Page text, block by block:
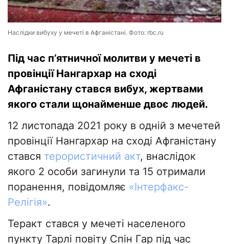
Наслідки вибуху у мечеті в Афганістані. Фото: rbc.ru
Під час п’ятничної молитви у мечеті в
провінції Нангархар на сході
Афганістану стався вибух, жертвами
якого стали щонайменше двоє людей.
12 листопада 2021 року в одній з мечетей
провінції Нангархар на сході Афганістану
стався терористичний акт, внаслідок
якого 2 особи загинули та 15 отримали
поранення, повідомляє «Інтерфакс-
Релігія».
Теракт стався у мечеті населеного
пункту Тарлі повіту Спін Гар під час